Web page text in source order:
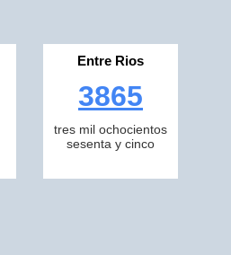
Entre Rios
3865
tres mil ochocientos
sesenta y cinco